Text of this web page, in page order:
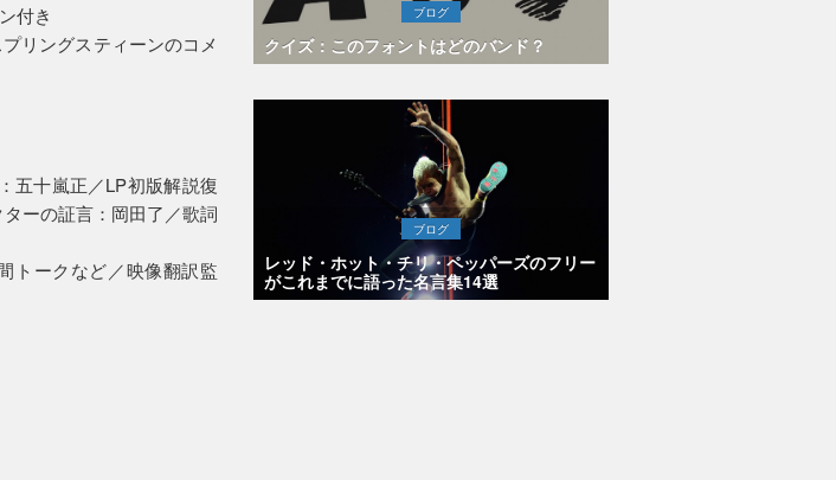
付き
リングスティーンのコメ
五十嵐正／LP初版解説復
ーの証言：岡田了／歌詞
トークなど／映像翻訳監
ブログ
クイズ：このフォントはどのバンド？
ブログ
レッド・ホット・チリ・ペッパーズのフリー
がこれまでに語った名言集14選